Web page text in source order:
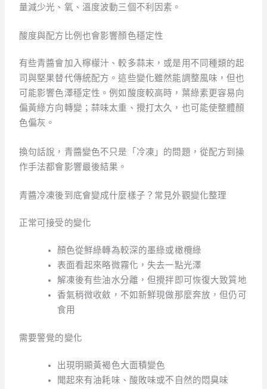
量減少光、氧、溫度波動三個不利因素。
酸度與配方比例也會影響顏色穩定性
有些青醬會加入檸檬汁、較多蒜末，或是用不同種類的起
司與堅果替代傳統配方。這些變化雖然能調整風味，但也
可能影響色澤穩定性。例如酸度較高時，葉綠素更容易向
偏黃綠方向轉變；蒜味太重、攪打太久，也可能使整體顏
色偏灰。
換句話說，青醬變色不只是「冷凍」的問題，從配方到操
作手法都會影響最後結果。
青醬冷凍後到底會變成什麼樣子？常見外觀變化整理
正常可接受的變化
顏色從鮮綠轉為較深的墨綠或橄欖綠
表面看起來略微霧化，失去一點光澤
解凍後有些油水分離，但攪拌即可恢復大致質地
香氣稍微收斂，不如新鮮現做那麼奔放，但仍可
食用
需要警覺的變化
出現明顯黃褐色大面積變色
聞起來有油耗味、酸敗味或不自然的悶臭味